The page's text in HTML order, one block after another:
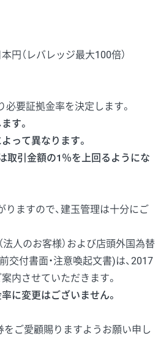
円（レバレッジ最大100倍）
要証拠金率を決定します。
す。
って異なります。
取引金額の1％を上回るようにな
ますので、建玉管理は十分にご
人のお客様）および店頭外国為替
交付書面・注意喚起文書)は、2017
内させていただきます。
に変更はございません。
をご愛顧賜りますようお願い申し